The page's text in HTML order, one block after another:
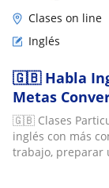
Clases on line
Inglés
🇬🇧 Habla
Metas Conversación • Oportunidades
Laborales •
🇬🇧 Clases
inglés con más
trabajo, preparar